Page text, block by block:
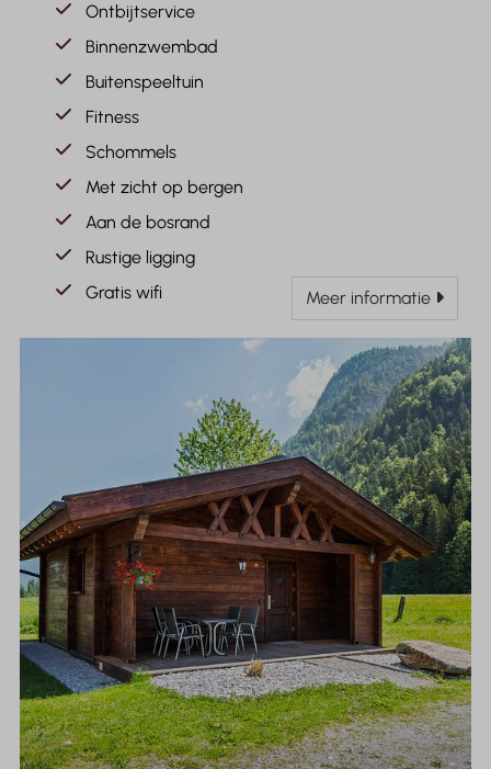
Ontbijtservice
Binnenzwembad
Buitenspeeltuin
Fitness
Schommels
Met zicht op bergen
Aan de bosrand
Rustige ligging
Gratis wifi
Meer informatie